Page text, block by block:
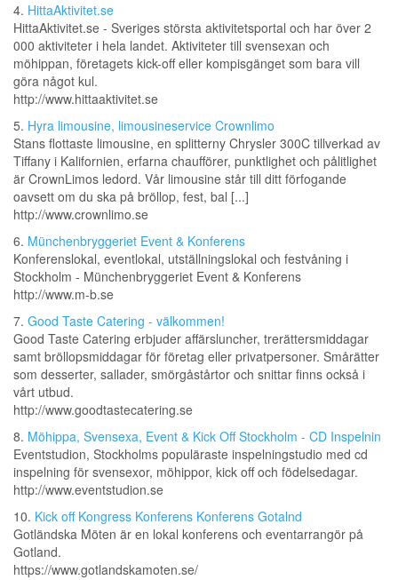
4. HittaAktivitet.se
HittaAktivitet.se - Sveriges största aktivitetsportal och har över 2
000 aktiviteter i hela landet. Aktiviteter till svensexan och
möhippan, företagets kick-off eller kompisgänget som bara vill
göra något kul.
http://www.hittaaktivitet.se
5. Hyra limousine, limousineservice Crownlimo
Stans flottaste limousine, en splitterny Chrysler 300C tillverkad av
Tiffany i Kalifornien, erfarna chaufförer, punktlighet och pålitlighet
är CrownLimos ledord. Vår limousine står till ditt förfogande
oavsett om du ska på bröllop, fest, bal [...]
http://www.crownlimo.se
6. Münchenbryggeriet Event & Konferens
Konferenslokal, eventlokal, utställningslokal och festvåning i
Stockholm - Münchenbryggeriet Event & Konferens
http://www.m-b.se
7. Good Taste Catering - välkommen!
Good Taste Catering erbjuder affärsluncher, trerättersmiddagar
samt bröllopsmiddagar för företag eller privatpersoner. Smårätter
som desserter, sallader, smörgåstårtor och snittar finns också i
vårt utbud.
http://www.goodtastecatering.se
8. Möhippa, Svensexa, Event & Kick Off Stockholm - CD Inspelnin
Eventstudion, Stockholms populäraste inspelningstudio med cd
inspelning för svensexor, möhippor, kick off och födelsedagar.
http://www.eventstudion.se
10. Kick off Kongress Konferens Konferens Gotalnd
Gotländska Möten är en lokal konferens och eventarrangör på
Gotland.
https://www.gotlandskamoten.se/